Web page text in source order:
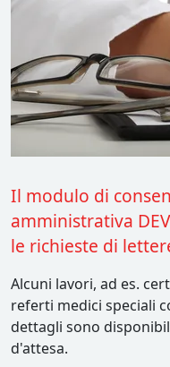
Il modulo di
amministrativa
le richieste di
Alcuni lavori, ad es.
referti medici speciali
dettagli sono
d'attesa.